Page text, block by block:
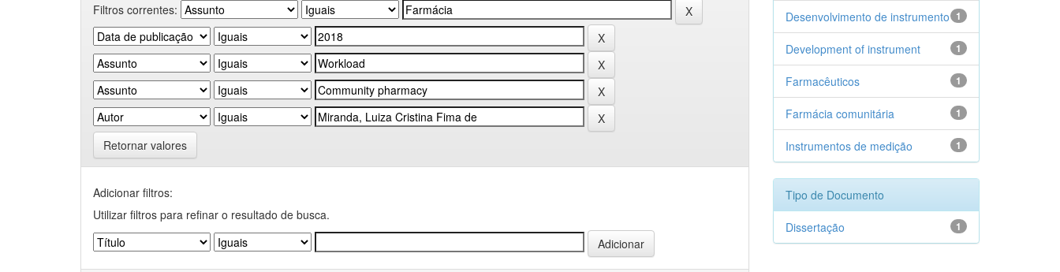
Filtros correntes:
Retornar valores
Adicionar filtros:
Utilizar filtros para refinar o resultado de busca.
1
Desenvolvimento de instrumento
1
Development of instrument
1
Farmacêuticos
1
Farmácia comunitária
1
Instrumentos de medição
Tipo de Documento
1
Dissertação